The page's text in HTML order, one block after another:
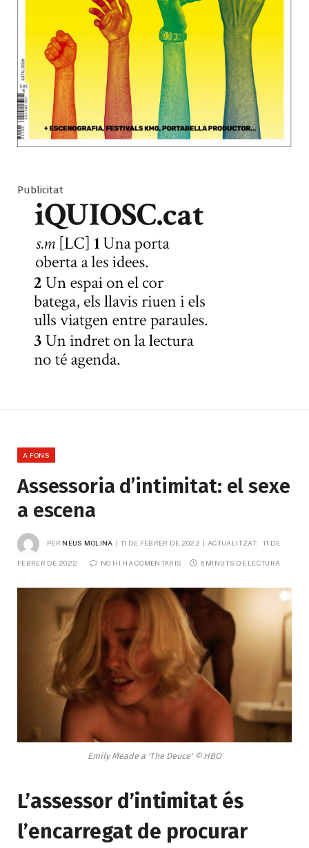
Publicitat
A FONS
Assessoria d’intimitat: el sexe
a escena
PER NEUS MOLINA 11 DE FEBRER DE 2022 ACTUALITZAT: 11 DE
FEBRER DE 2022 NO HI HA COMENTARIS 6 MINUTS DE LECTURA
Emily Meade a 'The Deuce' © HBO
L’assessor d’intimitat és
l’encarregat de procurar